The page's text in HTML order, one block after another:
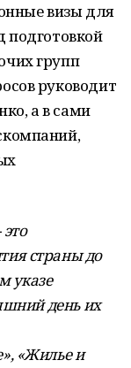
визы для
подготовкой
групп
руководит
а в сами
страны до
указе
день их
«Жилье и